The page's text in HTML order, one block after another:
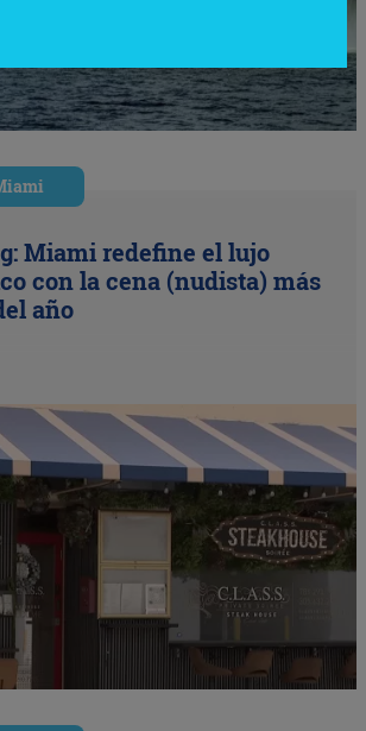
Miami redefine el lujo
con la cena (nudista) más
año